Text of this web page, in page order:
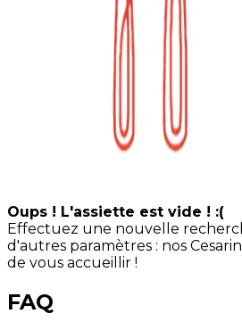
Oups ! L'assiette est vide ! :(
Effectuez une nouvelle
d'autres paramètres : nos
de vous accueillir !
FAQ